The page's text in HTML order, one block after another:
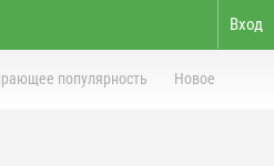
Вход
популярность Новое